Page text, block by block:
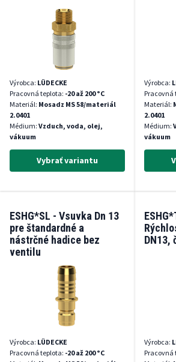
Výrobca: LÜDECKE
Pracovná teplota: -20 až 200 °C
Materiál: Mosadz MS 58/materiál
2.0401
Médium: Vzduch, voda, olej,
vákuum
Vybrať variantu
Výrobca:
Pracovná
Materiál:
2.0401
Médium:
vákuum
ESHG*SL - Vsuvka Dn 13
pre štandardné a
nástrčné hadice bez
ventilu
Výrobca: LÜDECKE
Pracovná teplota: -20 až 200 °C
DN13,
Výrobca:
Pracovná